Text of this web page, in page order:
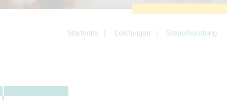
Startseite Leistungen Steuerberatung
Angebotes einschließlich der
Angeboten von z.B. Facebook und
LinkedIn.